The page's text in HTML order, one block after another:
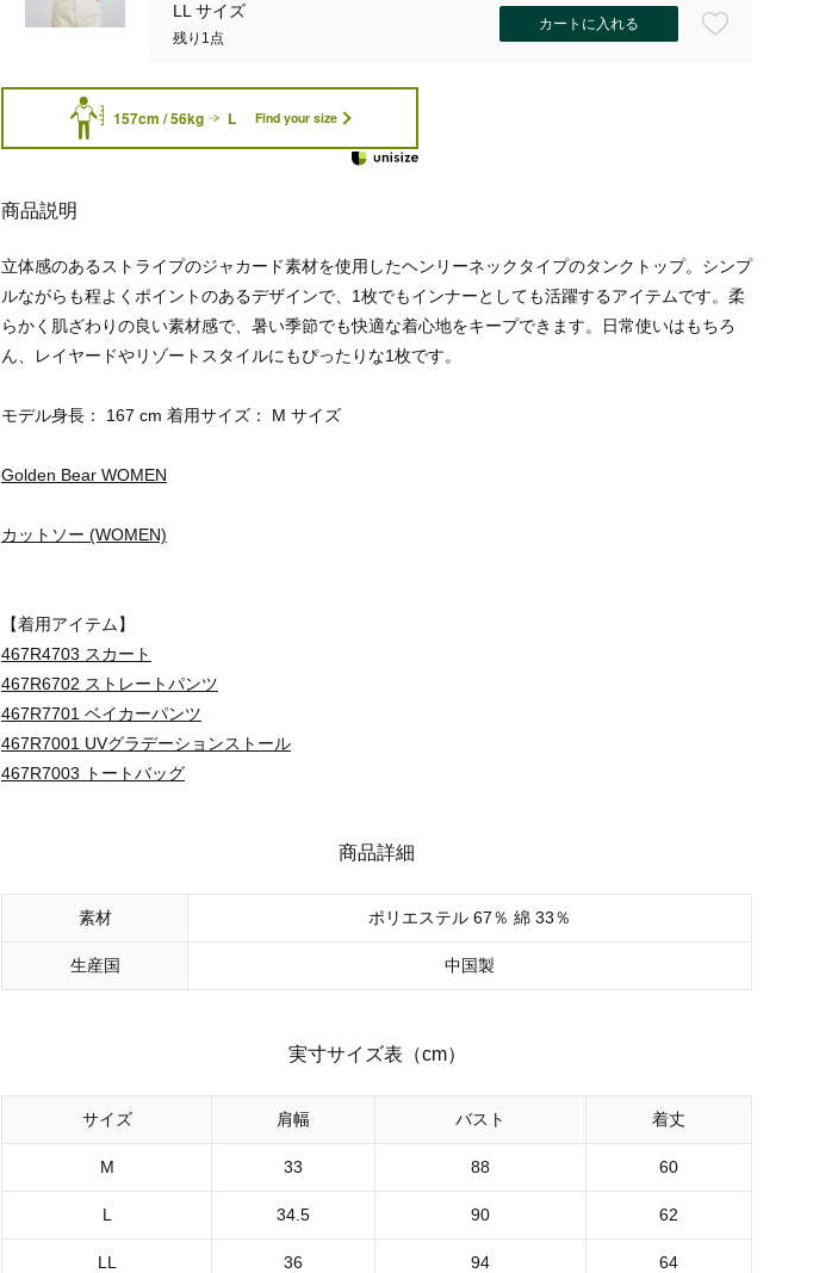
LL サイズ
残り1点
カートに入れる
157cm / 56kg L Find your size
商品説明
立体感のあるストライプのジャカード素材を使用したヘンリーネックタイプのタンクトップ。シンプ
ルながらも程よくポイントのあるデザインで、1枚でもインナーとしても活躍するアイテムです。柔
らかく肌ざわりの良い素材感で、暑い季節でも快適な着心地をキープできます。日常使いはもちろ
ん、レイヤードやリゾートスタイルにもぴったりな1枚です。
モデル身長： 167 cm 着用サイズ： M サイズ
Golden Bear WOMEN
カットソー (WOMEN)
【着用アイテム】
467R4703 スカート
467R6702 ストレートパンツ
467R7701 ベイカーパンツ
467R7001 UVグラデーションストール
467R7003 トートバッグ
商品詳細
素材 ポリエステル 67％ 綿 33％
生産国 中国製
実寸サイズ表（cm）
サイズ 肩幅 バスト 着丈
M 33 88 60
L 34.5 90 62
LL 36 94 64